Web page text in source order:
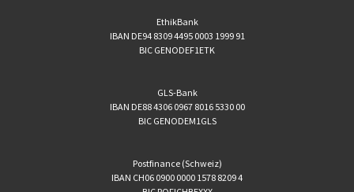
EthikBank
IBAN DE94 8309 4495 0003 1999 91
BIC GENODEF1ETK
GLS-Bank
IBAN DE88 4306 0967 8016 5330 00
BIC GENODEM1GLS
Postfinance (Schweiz)
IBAN CH06 0900 0000 1578 8209 4